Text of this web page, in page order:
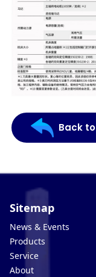
Back
Sitemap
News & Events
Products
Service
About